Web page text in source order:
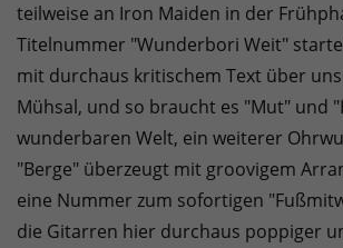
teilweise an Iron Maiden in der
Titelnummer "Wunderbori Weit"
mit durchaus kritischem Text über
Mühsal, und so braucht es "Mut" und
wunderbaren Welt, ein weiterer
"Berge" überzeugt mit groovigem
eine Nummer zum sofortigen
die Gitarren hier durchaus poppiger